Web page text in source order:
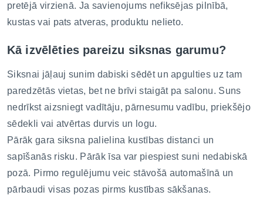
pretējā virzienā. Ja savienojums nefiksējas pilnībā,
kustas vai pats atveras, produktu nelieto.
Kā izvēlēties pareizu siksnas garumu?
Siksnai jāļauj sunim dabiski sēdēt un apgulties uz tam
paredzētās vietas, bet ne brīvi staigāt pa salonu. Suns
nedrīkst aizsniegt vadītāju, pārnesumu vadību, priekšējo
sēdekli vai atvērtas durvis un logu.
Pārāk gara siksna palielina kustības distanci un
sapīšanās risku. Pārāk īsa var piespiest suni nedabiskā
pozā. Pirmo regulējumu veic stāvošā automašīnā un
pārbaudi visas pozas pirms kustības sākšanas.